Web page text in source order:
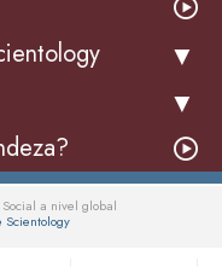
a nivel global